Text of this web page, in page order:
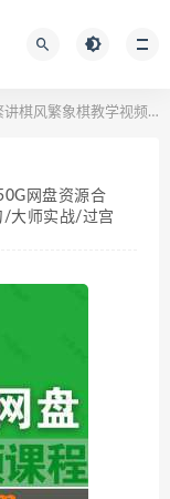
源合集，包含象棋布局系统教学/象棋速胜飞刀/大师实战/过宫炮/五七炮/急进中兵/左马盘河…等
网盘资源合
/大师实战/过宫